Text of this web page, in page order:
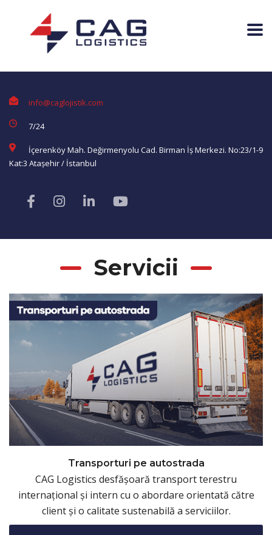
info@caglojistik.com
7/24
İçerenköy Mah. Değirmenyolu Cad. Birman İş Merkezi. No:23/1-9
Kat:3 Ataşehir / İstanbul
Servicii
Transporturi pe autostrada
CAG Logistics desfășoară transport terestru
internațional și intern cu o abordare orientată către
client și o calitate sustenabilă a serviciilor.